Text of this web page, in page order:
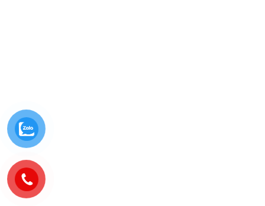
Ngày nay, hiện tượng ô nhiễm môi trường ngày càng nhiều do sử
dụng các vật phẩm khó phân hủy như túi nilon, túi nhựa,.... Vì
vậy, việc sử dụng những...